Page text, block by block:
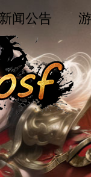
新闻公告